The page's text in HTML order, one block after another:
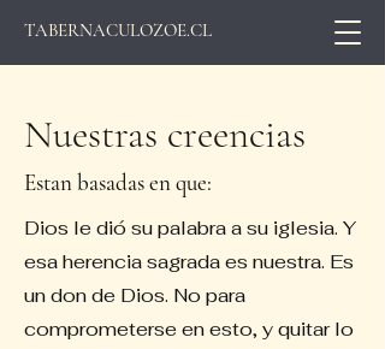
TABERNACULOZOE.CL
Nuestras creencias
Estan basadas en que:
Dios le dió su palabra a su iglesia. Y
esa herencia sagrada es nuestra. Es
un don de Dios. No para
comprometerse en esto, y quitar lo